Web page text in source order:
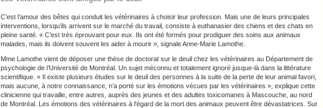
C’est l’amour des bêtes qui conduit les vétérinaires à choisir leur profession. Mais une de leurs principales
interventions, lorsqu’ils arrivent sur le marché du travail, consiste à euthanasier des chiens et des chats en
pleine santé. « C’est très éprouvant pour eux. Ils ont été formés pour prodiguer des soins aux animaux
malades, mais ils doivent souvent les aider à mourir », signale Anne-Marie Lamothe.
Mme Lamothe vient de déposer une thèse de doctorat sur le deuil chez les vétérinaires au Département de
psychologie de l’Université de Montréal. Un sujet méconnu et totalement ignoré jusque-là dans la littérature
scientifique. « Il existe plusieurs études sur le deuil des personnes à la suite de la perte de leur animal favori,
mais aucune, à notre connaissance, n’a porté sur les émotions vécues par les vétérinaires », explique cette
clinicienne qui travaille, entre autres, auprès des jeunes et des adultes toxicomanes à Mascouche, au nord
de Montréal. Les émotions des vétérinaires à l'égard de la mort des animaux peuvent être dévastatrices. Sur